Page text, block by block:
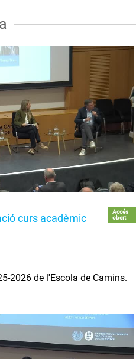
curs acadèmic
Accés
obert
2026 de l'Escola de Camins.